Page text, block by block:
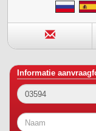
Informatie